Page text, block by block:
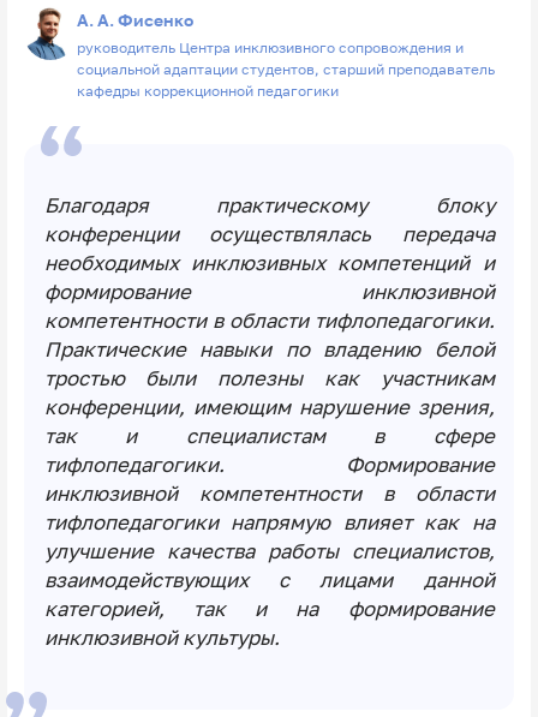
А. А. Фисенко
руководитель Центра инклюзивного сопровождения и
социальной адаптации студентов, старший преподаватель
кафедры коррекционной педагогики
Благодаря практическому блоку
конференции осуществлялась передача
необходимых инклюзивных компетенций и
формирование инклюзивной
компетентности в области тифлопедагогики.
Практические навыки по владению белой
тростью были полезны как участникам
конференции, имеющим нарушение зрения,
так и специалистам в сфере
тифлопедагогики. Формирование
инклюзивной компетентности в области
тифлопедагогики напрямую влияет как на
улучшение качества работы специалистов,
взаимодействующих с лицами данной
категорией, так и на формирование
инклюзивной культуры.